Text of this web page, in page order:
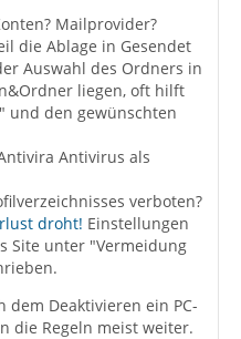
Mailprovider?
die Ablage in Gesendet
Auswahl des Ordners in
liegen, oft hilft
und den gewünschten
Antivirus als
verboten?
droht! Einstellungen
Site unter "Vermeidung
Deaktivieren ein PC-
die Regeln meist weiter.